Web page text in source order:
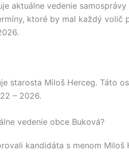
aktuálne vedenie samosprávy
ktoré by mal každý volič
starosta Miloš Herceg. Táto
– 2026.
vedenie obce Buková?
kandidáta s menom Miloš